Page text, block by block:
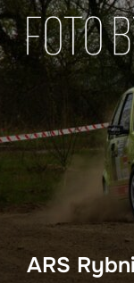
Skip
to
content
ARS